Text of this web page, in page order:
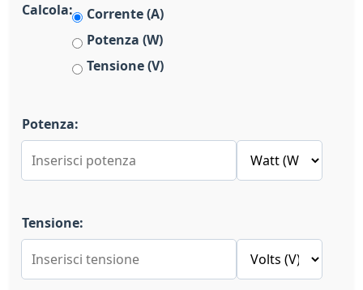
Calcola:
Corrente (A)
Potenza (W)
Tensione (V)
Potenza:
Tensione: